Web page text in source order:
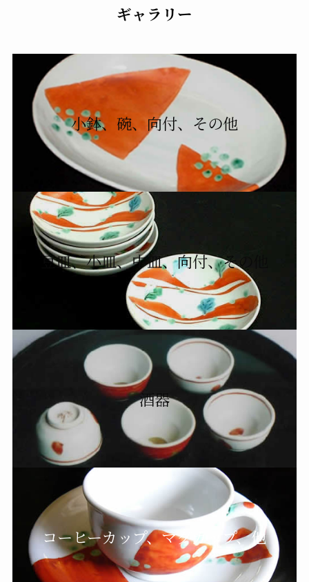
ギャラリー
小鉢、碗、向付、その他
豆皿、小皿、中皿、向付、その他
酒器
コーヒーカップ、マグカップ、他